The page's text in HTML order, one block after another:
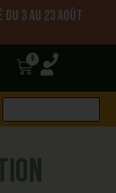
3 au 23 août
0